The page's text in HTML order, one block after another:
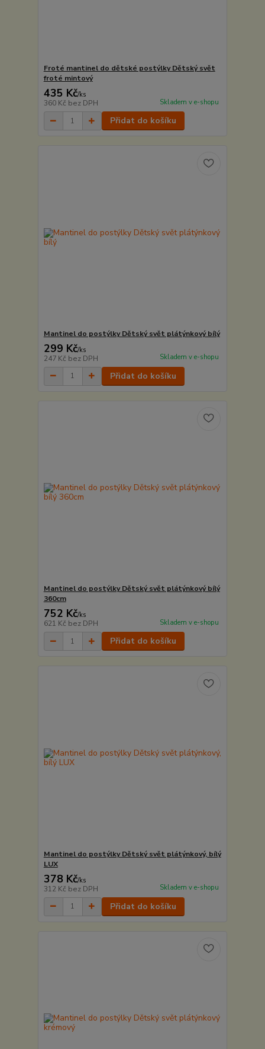
Froté mantinel do dětské postýlky Dětský svět
froté mintový
435 Kč/ks
360 Kč bez DPH Skladem v e-shopu
Přidat do košíku
Mantinel do postýlky Dětský svět plátýnkový bílý
299 Kč/ks
247 Kč bez DPH Skladem v e-shopu
Přidat do košíku
Mantinel do postýlky Dětský svět plátýnkový bílý
360cm
752 Kč/ks
621 Kč bez DPH Skladem v e-shopu
Přidat do košíku
Mantinel do postýlky Dětský svět plátýnkový, bílý
LUX
378 Kč/ks
312 Kč bez DPH Skladem v e-shopu
Přidat do košíku